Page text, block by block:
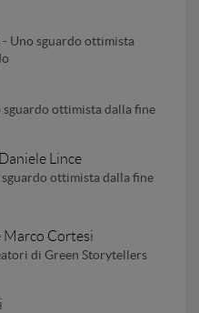
Uno sguardo ottimista
sguardo ottimista dalla fine
Lince
sguardo ottimista dalla fine
Marco Cortesi
di Green Storytellers